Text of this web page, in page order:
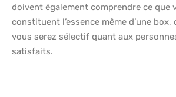
doivent également comprendre ce
constituent l’essence même d’une
vous serez sélectif quant aux
satisfaits.